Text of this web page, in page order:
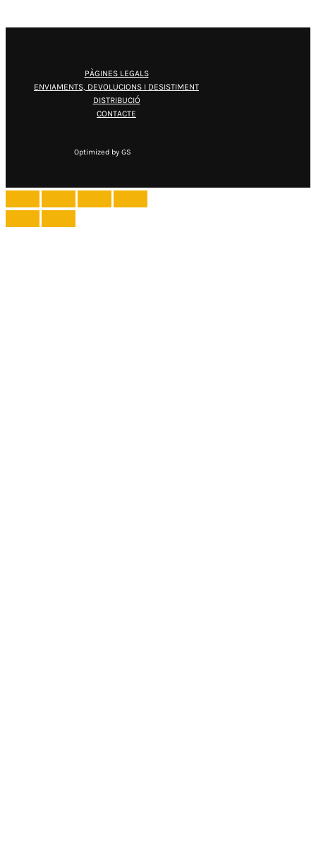
PÀGINES LEGALS
ENVIAMENTS, DEVOLUCIONS I DESISTIMENT
DISTRIBUCIÓ
CONTACTE
Optimized by GS